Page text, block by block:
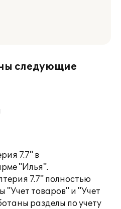
следующие
7.7" в
"Илья".
7.7" полностью
"Учет товаров" и "Учет
разделы по учету